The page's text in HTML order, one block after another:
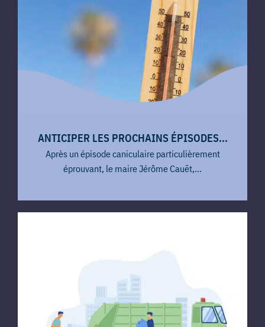
ANTICIPER LES PROCHAINS ÉPISODES...
Après un épisode caniculaire particulièrement
éprouvant, le maire Jérôme Cauët,...